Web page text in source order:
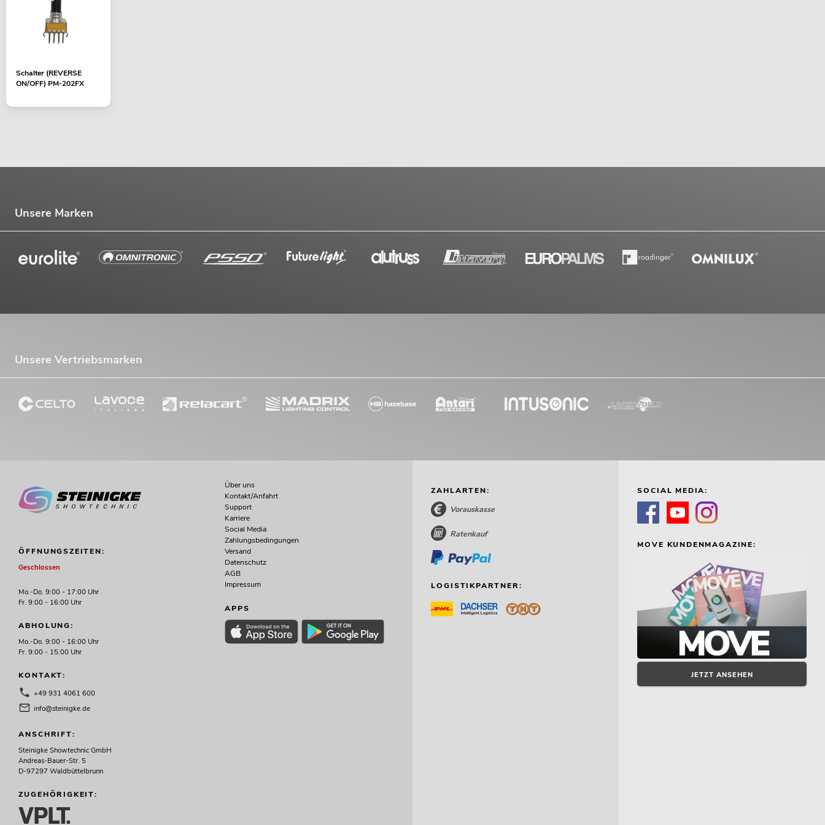
Schalter (REVERSE
ON/OFF) PM-202FX
Unsere Marken
Unsere Vertriebsmarken
ÖFFNUNGSZEITEN:
Geschlossen
Mo.-Do. 9:00 - 17:00 Uhr
Fr. 9:00 - 16:00 Uhr
ABHOLUNG:
Mo.-Do. 9:00 - 16:00 Uhr
Fr. 9:00 - 15:00 Uhr
KONTAKT:
+49 931 4061 600
info@steinigke.de
ANSCHRIFT:
Steinigke Showtechnic GmbH
Andreas-Bauer-Str. 5
D-97297 Waldbüttelbrunn
ZUGEHÖRIGKEIT:
Über uns
Kontakt/Anfahrt
Support
Karriere
Social Media
Zahlungsbedingungen
Versand
Datenschutz
AGB
Impressum
APPS
ZAHLARTEN:
Vorauskasse
Ratenkauf
LOGISTIKPARTNER:
SOCIAL MEDIA:
MOVE KUNDENMAGAZINE:
JETZT ANSEHEN